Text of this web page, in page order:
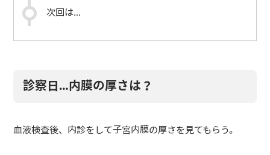
次回は…
診察日…内膜の厚さは？
血液検査後、内診をして子宮内膜の厚さを見てもらう。